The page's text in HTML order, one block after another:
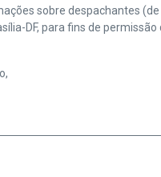
sobre despachantes (de
DF, para fins de permissão